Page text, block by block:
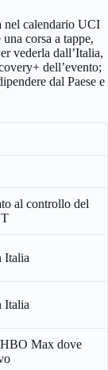
nel calendario UCI
corsa a tappe,
vederla dall’Italia,
dell’evento;
dal Paese e
al controllo del
Italia
Italia
Max dove